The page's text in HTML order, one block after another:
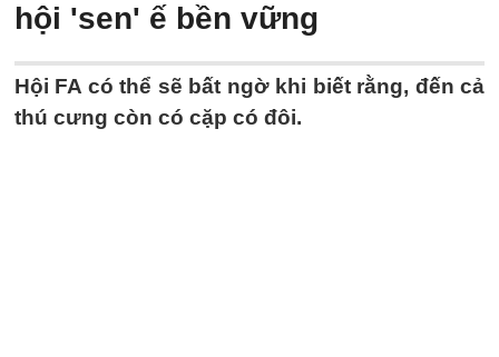
hội 'sen' ế bền vững
Hội FA có thể sẽ bất ngờ khi biết rằng, đến cả
thú cưng còn có cặp có đôi.